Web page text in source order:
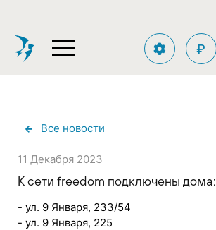
Все новости
11 Декабря 2023
К сети freedom подключены дома:
- ул. 9 Января, 233/54
- ул. 9 Января, 225
₽